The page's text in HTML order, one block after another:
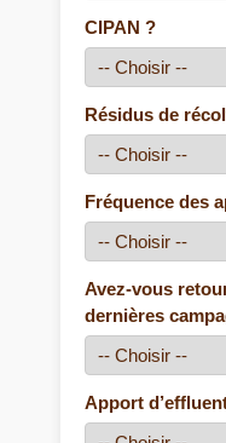
CIPAN ?
Résidus de
Fréquence des
Avez-vous
dernières
Apport